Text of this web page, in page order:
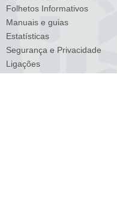
Folhetos Informativos
Manuais e guias
Estatísticas
Segurança e Privacidade
Ligações